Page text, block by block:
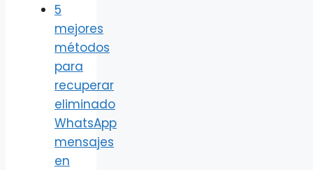
5
mejores
métodos
para
recuperar
eliminado
WhatsApp
mensajes
en